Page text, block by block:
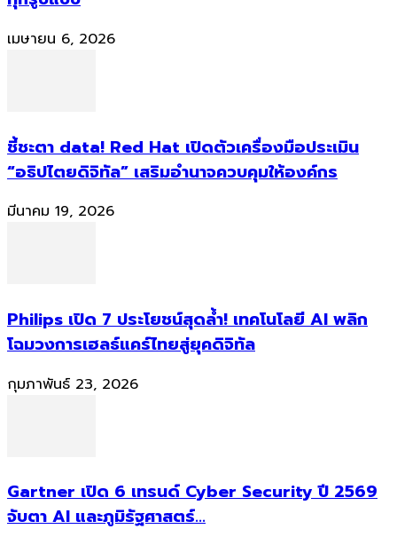
เมษายน 6, 2026
ชี้ชะตา data! Red Hat เปิดตัวเครื่องมือประเมิน
“อธิปไตยดิจิทัล” เสริมอำนาจควบคุมให้องค์กร
มีนาคม 19, 2026
Philips เปิด 7 ประโยชน์สุดล้ำ! เทคโนโลยี AI พลิก
โฉมวงการเฮลธ์แคร์ไทยสู่ยุคดิจิทัล
กุมภาพันธ์ 23, 2026
Gartner เปิด 6 เทรนด์ Cyber Security ปี 2569
จับตา AI และภูมิรัฐศาสตร์...